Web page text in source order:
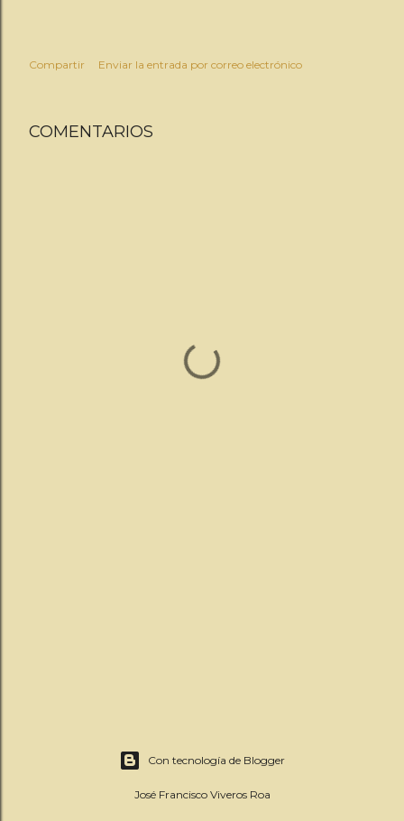
Compartir Enviar la entrada por correo electrónico
COMENTARIOS
Con tecnología de Blogger
José Francisco Viveros Roa